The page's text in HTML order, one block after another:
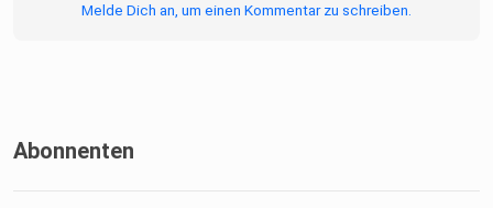
Melde Dich an, um einen Kommentar zu schreiben.
Abonnenten